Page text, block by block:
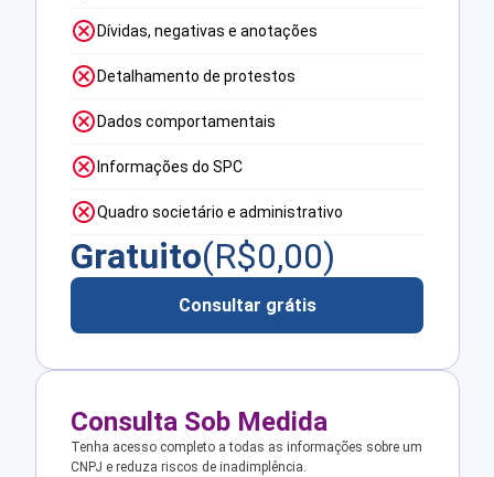
Dívidas, negativas e anotações
Detalhamento de protestos
Dados comportamentais
Informações do SPC
Quadro societário e administrativo
Gratuito(R$0,00)
Consultar grátis
Consulta Sob Medida
Tenha acesso completo a todas as informações sobre um
CNPJ e reduza riscos de inadimplência.